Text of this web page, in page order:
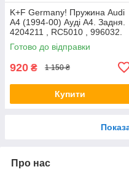
K+F Germany! Пружина Audi
A4 (1994-00) Ауді А4. Задня.
4204211 , RC5010 , 996032.
К+Ф Німеччина
Готово до відправки
920 ₴ 1 150 ₴
Купити
Про нас